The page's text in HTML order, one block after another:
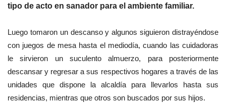
tipo de acto en sanador para el ambiente familiar.
Luego tomaron un descanso y algunos siguieron distrayéndose
con juegos de mesa hasta el mediodía, cuando las cuidadoras
le sirvieron un suculento almuerzo, para posteriormente
descansar y regresar a sus respectivos hogares a través de las
unidades que dispone la alcaldía para llevarlos hasta sus
residencias, mientras que otros son buscados por sus hijos.